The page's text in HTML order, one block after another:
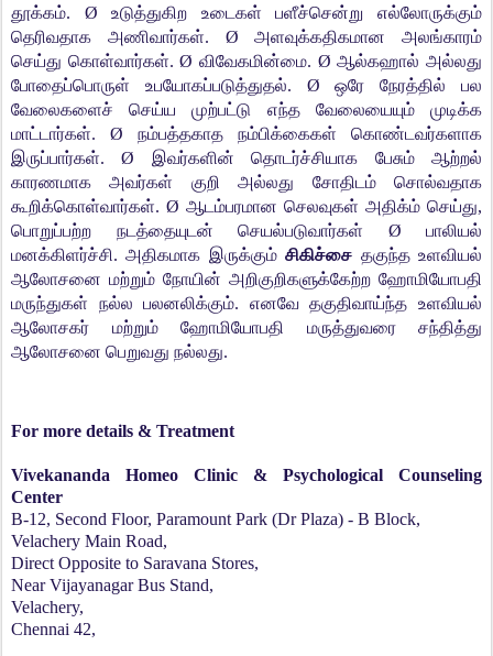
தூக்கம். Ø உடுத்துகிற உடைகள் பளீச்சென்று எல்லோருக்கும்
தெரிவதாக அணிவார்கள். Ø அளவுக்கதிகமான அலங்காரம்
செய்து கொள்வார்கள். Ø விவேகமின்மை. Ø ஆல்கஹால் அல்லது
போதைப்பொருள் உபயோகப்படுத்துதல். Ø ஒரே நேரத்தில் பல
வேலைகளைச் செய்ய முற்பட்டு எந்த வேலையையும் முடிக்க
மாட்டார்கள். Ø நம்பத்தகாத நம்பிக்கைகள் கொண்டவர்களாக
இருப்பார்கள். Ø இவர்களின் தொடர்ச்சியாக பேசும் ஆற்றல்
காரணமாக அவர்கள் குறி அல்லது சோதிடம் சொல்வதாக
கூறிக்கொள்வார்கள். Ø ஆடம்பரமான செலவுகள் அதிக்ம் செய்து,
பொறுப்பற்ற நடத்தையுடன் செயல்படுவார்கள் Ø பாலியல்
மனக்கிளர்ச்சி. அதிகமாக இருக்கும்சிகிச்சை தகுந்த உளவியல்
ஆலோசனை மற்றும் நோயின் அறிகுறிகளுக்கேற்ற ஹோமியோபதி
மருந்துகள் நல்ல பலனலிக்கும். எனவே தகுதிவாய்ந்த உளவியல்
ஆலோசகர் மற்றும் ஹோமியோபதி மருத்துவரை சந்தித்து
ஆலோசனை பெறுவது நல்லது.
For more details & Treatment
Vivekananda Homeo Clinic & Psychological Counseling
Center
B-12, Second Floor, Paramount Park (Dr Plaza) - B Block,
Velachery Main Road,
Direct Opposite to Saravana Stores,
Near Vijayanagar Bus Stand,
Velachery,
Chennai 42,